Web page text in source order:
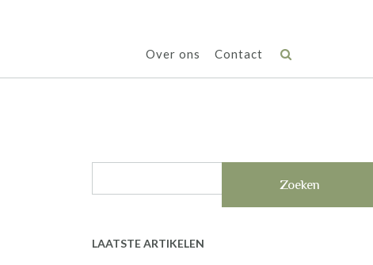
Over ons Contact
Zoeken
LAATSTE ARTIKELEN